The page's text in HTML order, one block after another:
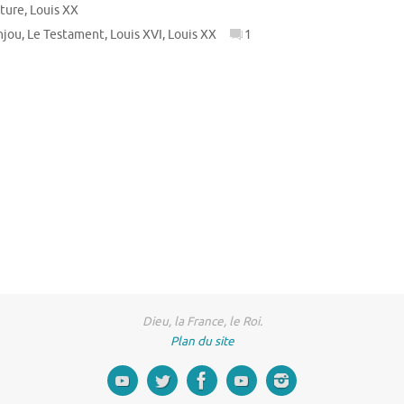
, Louis XX
, Le Testament, Louis XVI, Louis XX 1
Dieu, la France, le Roi.
Plan du site